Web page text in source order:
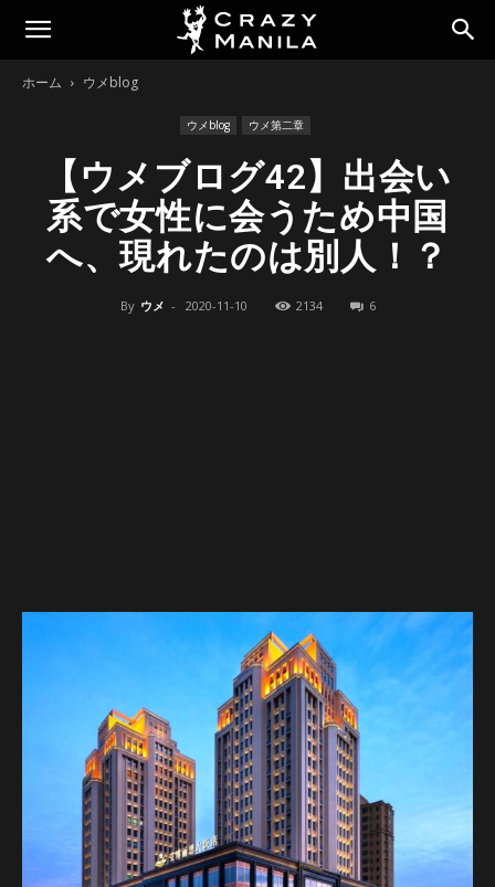
ホーム ウメblog
ウメblog ウメ第二章
【ウメブログ42】出会い
系で女性に会うため中国
へ、現れたのは別人！？
By ウメ - 2020-11-10 2134 6